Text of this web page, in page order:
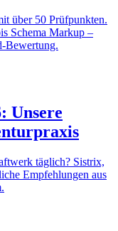
über 50 Prüfpunkten.
Schema Markup –
Bewertung.
Unsere
täglich? Sistrix,
Empfehlungen aus